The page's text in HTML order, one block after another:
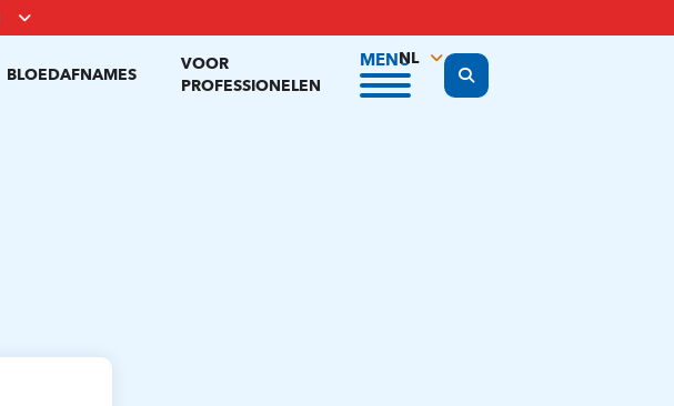
BLOEDAFNAMES
VOOR
PROFESSIONELEN
MENU
Display the search form
NL
FR